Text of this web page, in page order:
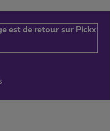
est de retour sur Pickx